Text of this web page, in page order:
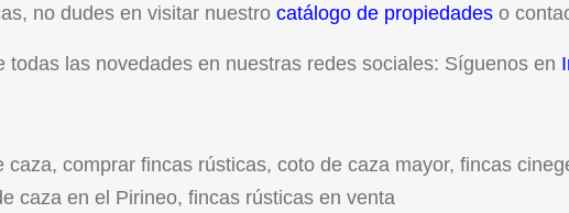
no dudes en visitar nuestro catálogo de propiedades o
todas las novedades en nuestras redes sociales: Síguenos en
caza, comprar fincas rústicas, coto de caza mayor, fincas
caza en el Pirineo, fincas rústicas en venta